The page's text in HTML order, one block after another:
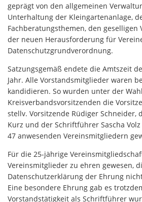
geprägt von den allgemeinen
Unterhaltung der Kleingartenanlage,
Fachberatungsthemen, den geselligen
der neuen Herausforderung für
Datenschutzgrundverordnung.
Satzungsgemäß endete die Amtszeit
Jahr. Alle Vorstandsmitglieder waren
kandidieren. So wurden unter der
Kreisverbandsvorsitzenden die
stellv. Vorsitzende Rüdiger Schneider,
Kurz und der Schriftführer Sascha
47 anwesenden Vereinsmitgliedern
Für die 25-jährige
Vereinsmitglieder zu ehren gewesen,
Datenschutzerklärung der Ehrung
Eine besondere Ehrung gab es
Vorstandstätigkeit als Schriftführer